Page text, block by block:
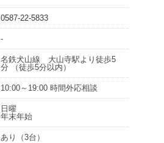
0587-22-5833
-
名鉄犬山線 大山寺駅より徒歩5
分 （徒歩5分以内）
10:00～19:00 時間外応相談
日曜
年末年始
あり （3台）